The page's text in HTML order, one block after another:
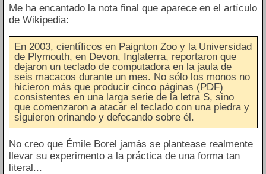
Me ha encantado la nota final que aparece en el artículo
de Wikipedia:
En 2003, científicos en Paignton Zoo y la Universidad
de Plymouth, en Devon, Inglaterra, reportaron que
dejaron un teclado de computadora en la jaula de
seis macacos durante un mes. No sólo los monos no
hicieron más que producir cinco páginas (PDF)
consistentes en una larga serie de la letra S, sino
que comenzaron a atacar el teclado con una piedra y
siguieron orinando y defecando sobre él.
No creo que Émile Borel jamás se plantease realmente
llevar su experimento a la práctica de una forma tan
literal...